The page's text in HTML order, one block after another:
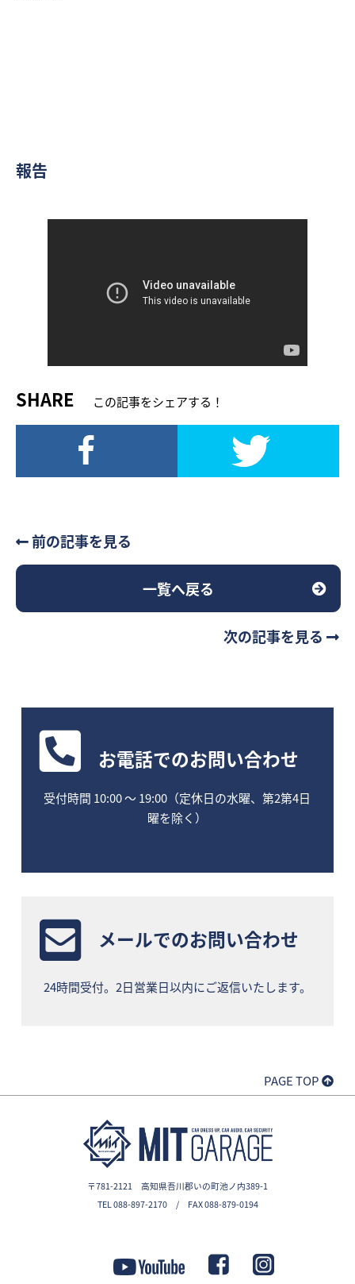
報告
SHARE この記事をシェアする！
前の記事を見る
一覧へ戻る
次の記事を見る
お電話でのお問い合わせ
受付時間 10:00 〜 19:00（定休日の水曜、第2第4日
曜を除く）
メールでのお問い合わせ
24時間受付。2日営業日以内にご返信いたします。
PAGE TOP
〒781-2121 高知県吾川郡いの町池ノ内389-1
TEL 088-897-2170 / FAX 088-879-0194